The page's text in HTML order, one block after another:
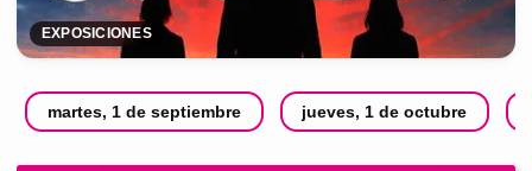
EXPOSICIONES
martes, 1 de septiembre jueves, 1 de octubre